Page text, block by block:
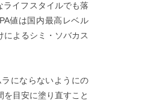
イフスタイルでも落
値は国内最高レベル
によるシミ・ソバカス
にならないようにの
目安に塗り直すこと